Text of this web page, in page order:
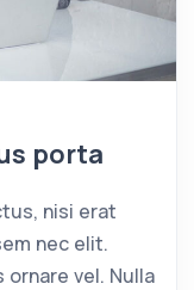
porta
nisi erat
nec elit.
vel. Nulla